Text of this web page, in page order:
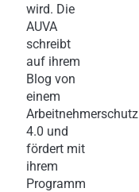
wird. Die
AUVA
schreibt
auf ihrem
Blog von
einem
Arbeitnehmerschutz
4.0 und
fördert mit
ihrem
Programm